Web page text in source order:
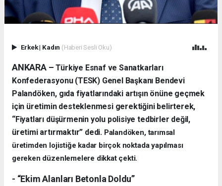
Erkek| Kadın (Haberi Sesli Oku)
ANKARA –Türkiye Esnaf ve Sanatkarları
Konfederasyonu (TESK) Genel Başkanı Bendevi
Palandöken, gıda fiyatlarındaki artışın önüne geçmek
için üretimin desteklenmesi gerektiğini belirterek,
“Fiyatları düşürmenin yolu polisiye tedbirler değil,
üretimi artırmaktır” dedi. Palandöken, tarımsal
üretimden lojistiğe kadar birçok noktada yapılması
gereken düzenlemelere dikkat çekti.
- “Ekim Alanları Betonla Doldu”